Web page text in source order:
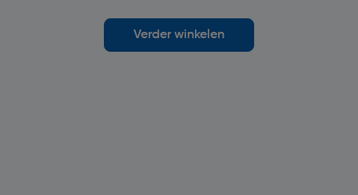
Verder winkelen